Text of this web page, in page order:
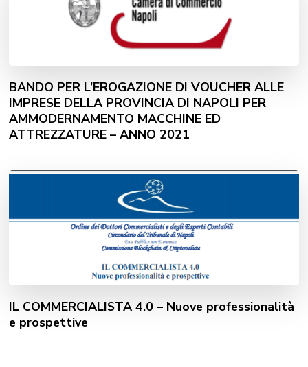
BANDO PER L’EROGAZIONE DI VOUCHER ALLE
IMPRESE DELLA PROVINCIA DI NAPOLI PER
AMMODERNAMENTO MACCHINE ED
ATTREZZATURE – ANNO 2021
IL COMMERCIALISTA 4.0 – Nuove professionalità
e prospettive